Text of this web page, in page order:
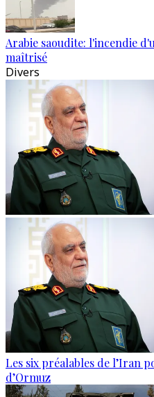
Arabie saoudite: l'incendie
maîtrisé
Divers
Les six préalables de l’Iran
d’Ormuz